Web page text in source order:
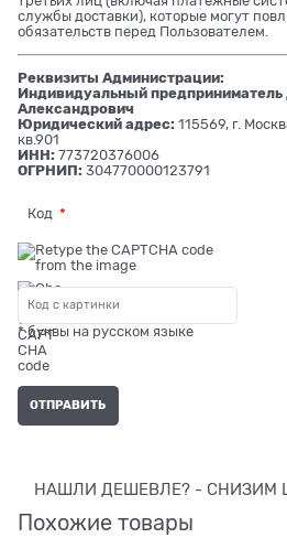
службы доставки), которые могут
обязательств перед Пользователем.
Реквизиты Администрации:
Индивидуальный
Александрович
Юридический адрес: 115569, г.
кв.901
ИНН: 773720376006
ОГРНИП: 304770000123791
Код
* буквы на русском языке
НАШЛИ ДЕШЕВЛЕ? - СНИЗИМ
Похожие товары